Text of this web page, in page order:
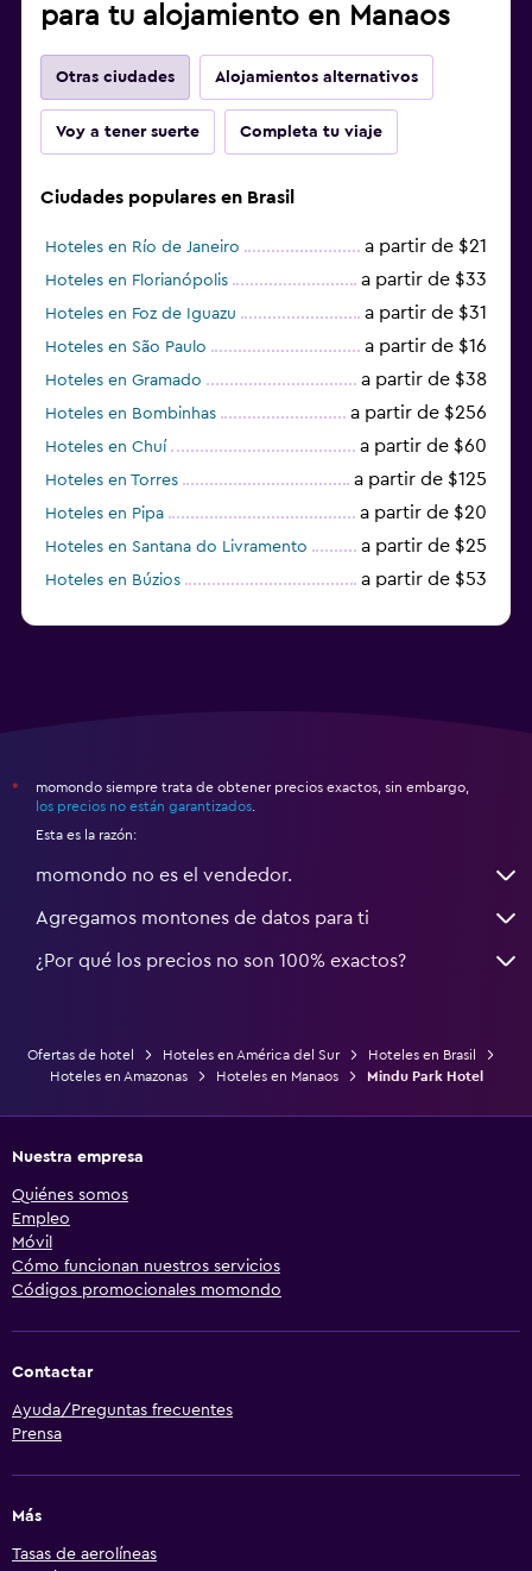
para tu alojamiento en Manaos
Otras ciudades Alojamientos alternativos
Voy a tener suerte Completa tu viaje
Ciudades populares en Brasil
Hoteles en Río de Janeiro a partir de $21
Hoteles en Florianópolis a partir de $33
Hoteles en Foz de Iguazu a partir de $31
Hoteles en São Paulo a partir de $16
Hoteles en Gramado a partir de $38
Hoteles en Bombinhas a partir de $256
Hoteles en Chuí a partir de $60
Hoteles en Torres a partir de $125
Hoteles en Pipa a partir de $20
Hoteles en Santana do Livramento a partir de $25
Hoteles en Búzios a partir de $53
*
momondo siempre trata de obtener precios exactos, sin embargo,
los precios no están garantizados
Esta es la razón:
momondo no es el vendedor.
Agregamos montones de datos para ti
¿Por qué los precios no son 100% exactos?
Ofertas de hotel Hoteles en América del Sur
Hoteles en Brasil
Hoteles en Amazonas
Hoteles en Manaos Mindu Park Hotel
Nuestra empresa
Quiénes somos
Empleo
Móvil
Cómo funcionan nuestros servicios
Códigos promocionales momondo
Contactar
Ayuda/Preguntas frecuentes
Prensa
Más
Tasas de aerolíneas